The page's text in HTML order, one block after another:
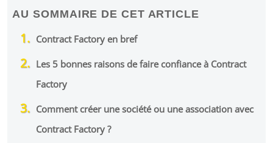
AU SOMMAIRE DE CET ARTICLE
Contract Factory en bref
Les 5 bonnes raisons de faire confiance à Contract
Factory
Comment créer une société ou une association avec
Contract Factory ?